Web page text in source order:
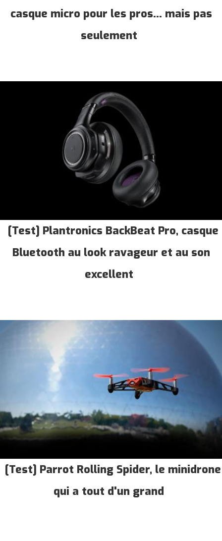
casque micro pour les pros... mais pas
seulement
[Test] Plantronics BackBeat Pro, casque
Bluetooth au look ravageur et au son
excellent
[Test] Parrot Rolling Spider, le minidrone
qui a tout d'un grand